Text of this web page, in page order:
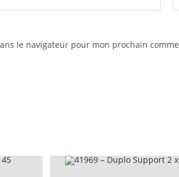
le navigateur pour mon prochain